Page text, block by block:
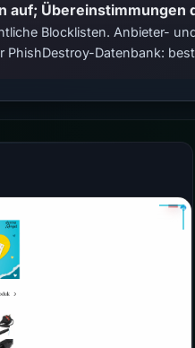
auf;
Blocklisten. Anbieter-
PhishDestroy-Datenbank: